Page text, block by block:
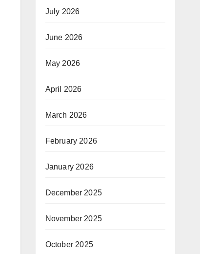
July 2026
June 2026
May 2026
April 2026
March 2026
February 2026
January 2026
December 2025
November 2025
October 2025